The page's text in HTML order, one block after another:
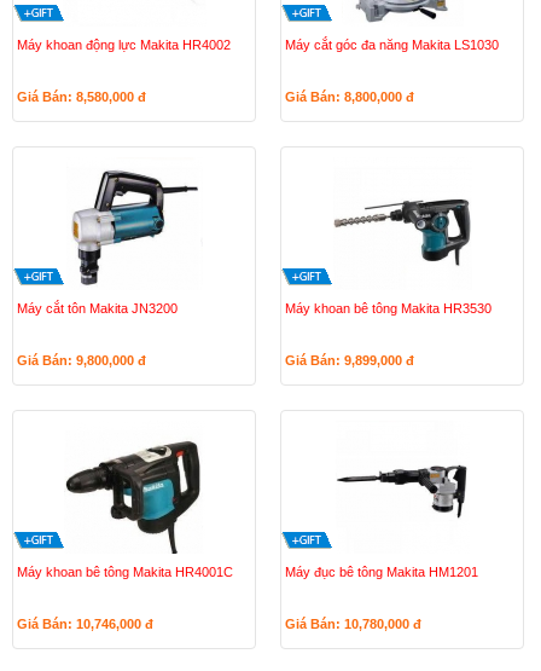
Máy khoan động lực Makita HR4002
Giá Bán: 8,580,000 đ
Máy cắt góc đa năng Makita LS1030
Giá Bán: 8,800,000 đ
Máy cắt tôn Makita JN3200
Giá Bán: 9,800,000 đ
Máy khoan bê tông Makita HR3530
Giá Bán: 9,899,000 đ
Máy khoan bê tông Makita HR4001C
Giá Bán: 10,746,000 đ
Máy đục bê tông Makita HM1201
Giá Bán: 10,780,000 đ